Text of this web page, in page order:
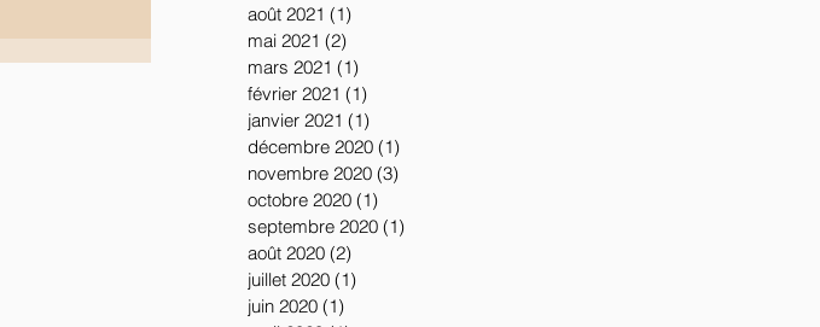
août 2021 (1)
mai 2021 (2)
mars 2021 (1)
février 2021 (1)
janvier 2021 (1)
décembre 2020 (1)
novembre 2020 (3)
octobre 2020 (1)
septembre 2020 (1)
août 2020 (2)
juillet 2020 (1)
juin 2020 (1)